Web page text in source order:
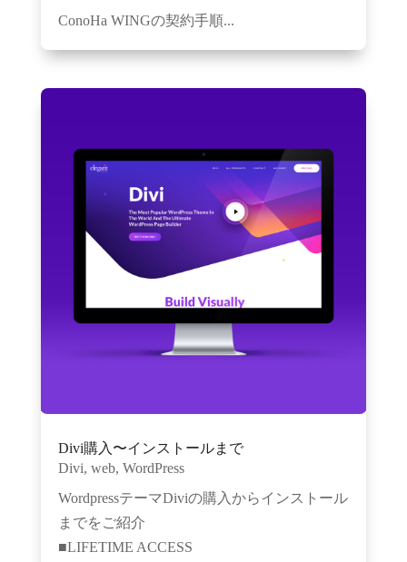
ConoHa WINGの契約手順...
Divi購入〜インストールまで
Divi, web, WordPress
WordpressテーマDiviの購入からインストール
までをご紹介
■LIFETIME ACCESS